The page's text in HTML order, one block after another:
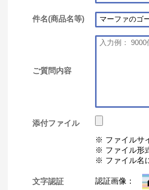
件名(商品名等)
ご質問内容
添付ファイル
ファイルサ
ファイル形
ファイル名
文字認証 認証画像：